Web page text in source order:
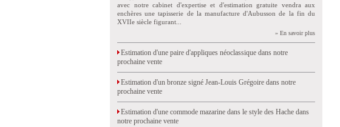
avec notre cabinet d'expertise et d'estimation gratuite vendra aux
enchères une tapisserie de la manufacture d'Aubusson de la fin du
XVIIe siècle figurant...
» En savoir plus
Estimation d'une paire d'appliques néoclassique dans notre
prochaine vente
Estimation d'un bronze signé Jean-Louis Grégoire dans notre
prochaine vente
Estimation d'une commode mazarine dans le style des Hache dans
notre prochaine vente